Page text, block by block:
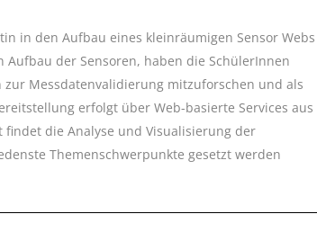
in den Aufbau eines kleinräumigen Sensor Webs
der Sensoren, haben die SchülerInnen
Messdatenvalidierung mitzuforschen und als
erfolgt über Web-basierte Services aus
findet die Analyse und Visualisierung der
Themenschwerpunkte gesetzt werden